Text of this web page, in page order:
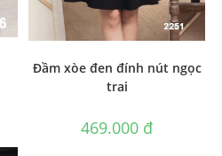
Đầm xòe đen đính nút ngọc
trai
469.000 ₫